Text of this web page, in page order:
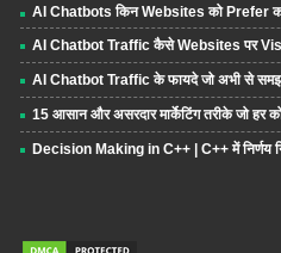
AI Chatbots किन Websites को Prefer
AI Chatbot Traffic कैसे Websites पर
AI Chatbot Traffic के फायदे जो अभी से
15 आसान और असरदार मार्केटिंग तरीके जो हर
Decision Making in C++ | C++ में निर्णय